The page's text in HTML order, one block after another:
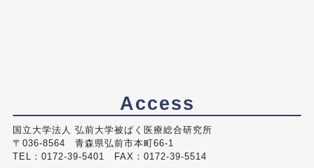
Access
国立大学法人 弘前大学被ばく医療総合研究所
〒036-8564 青森県弘前市本町66-1
TEL：0172-39-5401 FAX：0172-39-5514